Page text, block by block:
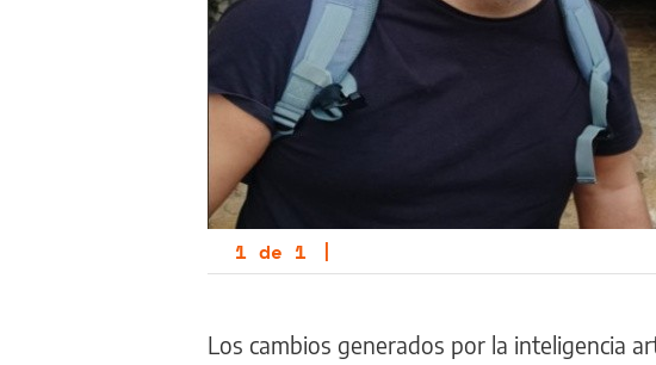
1 de 1 |
Los cambios generados por la inteligencia